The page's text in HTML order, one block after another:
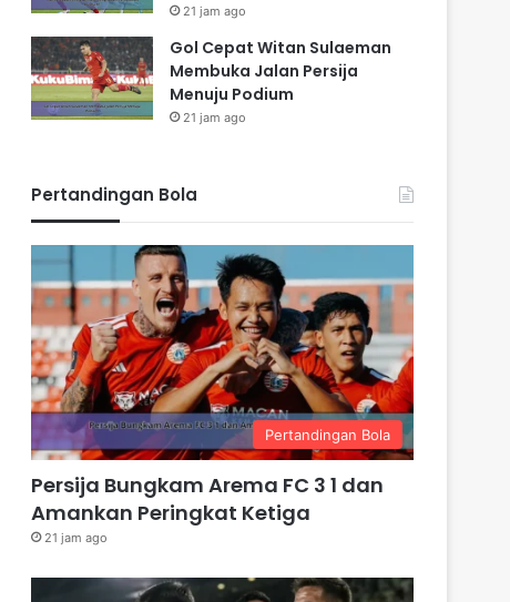
21 jam ago
Gol Cepat Witan Sulaeman
Membuka Jalan Persija
Menuju Podium
21 jam ago
Pertandingan Bola
Pertandingan Bola
Persija Bungkam Arema FC 3 1 dan
Amankan Peringkat Ketiga
21 jam ago